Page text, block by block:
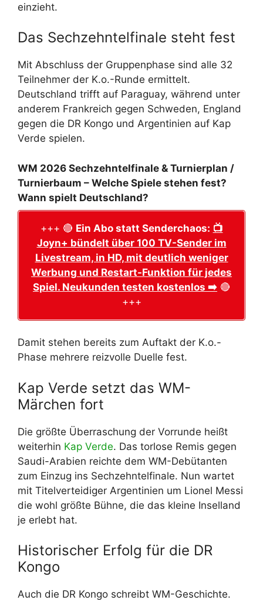
einzieht.
Das Sechzehntelfinale steht fest
Mit Abschluss der Gruppenphase sind alle 32
Teilnehmer der K.o.-Runde ermittelt.
Deutschland trifft auf Paraguay, während unter
anderem Frankreich gegen Schweden, England
gegen die DR Kongo und Argentinien auf Kap
Verde spielen.
WM 2026 Sechzehntelfinale & Turnierplan /
Turnierbaum – Welche Spiele stehen fest?
Wann spielt Deutschland?
+++ 🔴 Ein Abo statt Senderchaos: 📺
Joyn+ bündelt über 100 TV-Sender im
Livestream, in HD, mit deutlich weniger
Werbung und Restart-Funktion für jedes
Spiel. Neukunden testen kostenlos ➡️ 🔴
+++
Damit stehen bereits zum Auftakt der K.o.-
Phase mehrere reizvolle Duelle fest.
Kap Verde setzt das WM-
Märchen fort
Die größte Überraschung der Vorrunde heißt
weiterhin Kap Verde. Das torlose Remis gegen
Saudi-Arabien reichte dem WM-Debütanten
zum Einzug ins Sechzehntelfinale. Nun wartet
mit Titelverteidiger Argentinien um Lionel Messi
die wohl größte Bühne, die das kleine Inselland
je erlebt hat.
Historischer Erfolg für die DR
Kongo
Auch die DR Kongo schreibt WM-Geschichte.